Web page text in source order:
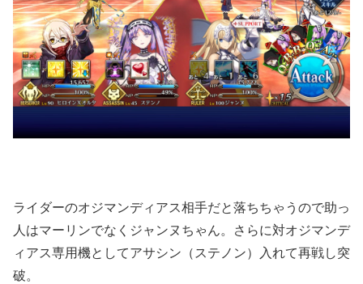
ライダーのオジマンディアス相手だと落ちちゃうので助っ
人はマーリンでなくジャンヌちゃん。さらに対オジマンデ
ィアス専用機としてアサシン（ステノン）入れて再戦し突
破。